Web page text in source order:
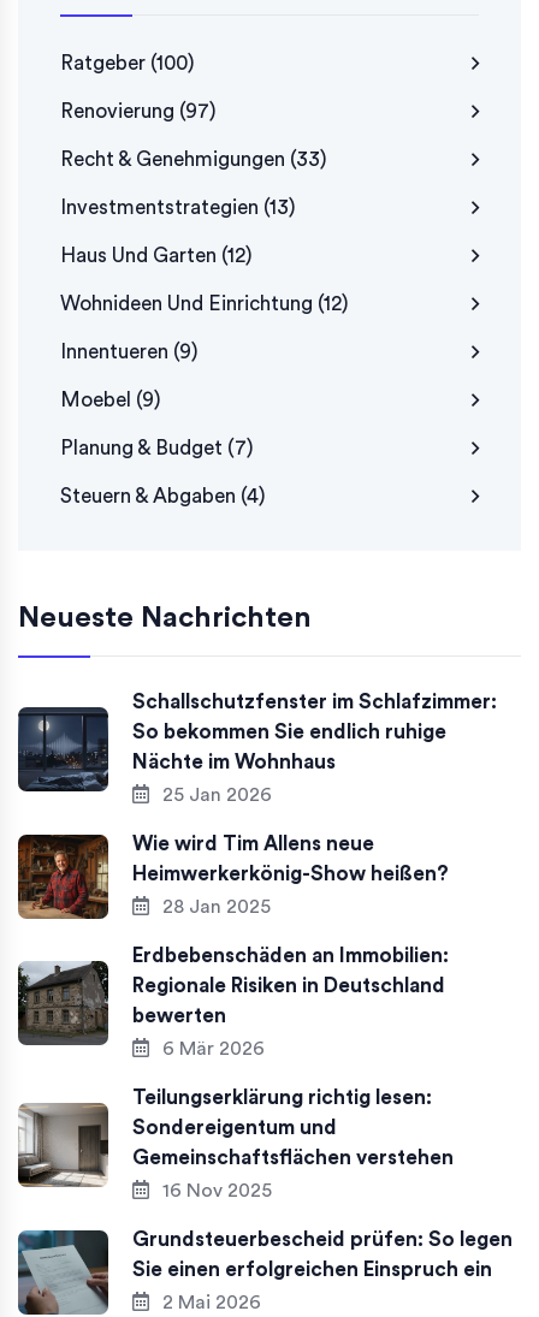
Ratgeber (100)
Renovierung (97)
Recht & Genehmigungen (33)
Investmentstrategien (13)
Haus Und Garten (12)
Wohnideen Und Einrichtung (12)
Innentueren (9)
Moebel (9)
Planung & Budget (7)
Steuern & Abgaben (4)
Neueste Nachrichten
Schallschutzfenster im Schlafzimmer:
So bekommen Sie endlich ruhige
Nächte im Wohnhaus
25 Jan 2026
Wie wird Tim Allens neue
Heimwerkerkönig-Show heißen?
28 Jan 2025
Erdbebenschäden an Immobilien:
Regionale Risiken in Deutschland
bewerten
6 Mär 2026
Teilungserklärung richtig lesen:
Sondereigentum und
Gemeinschaftsflächen verstehen
16 Nov 2025
Grundsteuerbescheid prüfen: So legen
Sie einen erfolgreichen Einspruch ein
2 Mai 2026